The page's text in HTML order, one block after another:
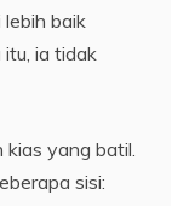
baik
ia tidak
kias yang batil.
sisi: